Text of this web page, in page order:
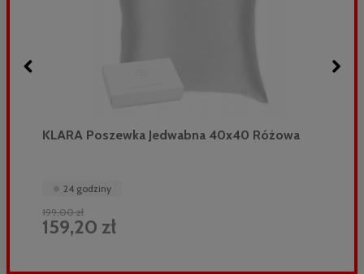
KLARA Poszewka Jedwabna 40x40 Różowa
24 godziny
199,00 zł
159,20 zł